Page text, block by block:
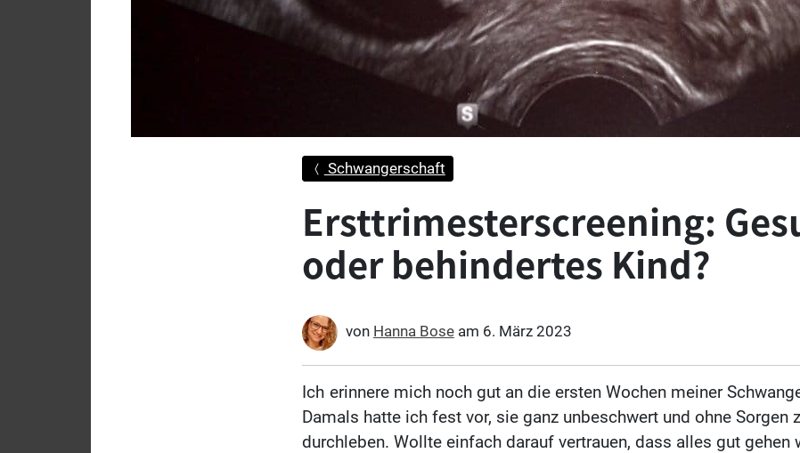
Schwangerschaft
Ersttrimesterscreening:
oder behindertes Kind?
von Hanna Boseam 6. März 2023
Ich erinnere mich noch gut an die ersten Wochen meiner
Damals hatte ich fest vor, sie ganz unbeschwert und ohne Sorgen
durchleben. Wollte einfach darauf vertrauen, dass alles gut gehen